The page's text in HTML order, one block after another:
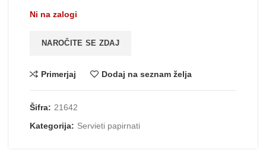
Ni na zalogi
NAROČITE SE ZDAJ
Primerjaj Dodaj na seznam želja
Šifra: 21642
Kategorija: Servieti papirnati